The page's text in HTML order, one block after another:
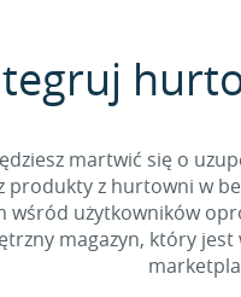
martwić się o
produkty z hurtowni w
wśród użytkowników
magazyn, który